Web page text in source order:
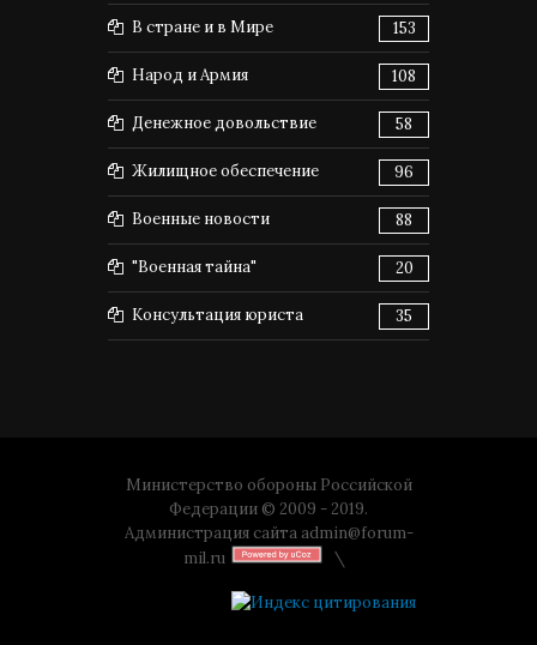
В стране и в Мире 153
Народ и Армия 108
Денежное довольствие 58
Жилищное обеспечение 96
Военные новости 88
"Военная тайна" 20
Консультация юриста 35
Министерство обороны Российской
Федерации © 2009 - 2019.
Администрация сайта admin@forum-
mil.ru